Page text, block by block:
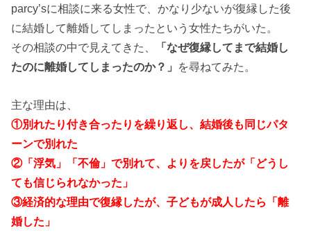
parcy’sに相談に来る女性で、かなり少ないが復縁した後
に結婚して離婚してしまったという女性たちがいた。
その相談の中で見えてきた、
「なぜ復縁してまで結婚し
たのに離婚してしまったのか？」 を尋ねてみた。
主な理由は、
①別れたり付き合ったりを繰り返し、結婚後も同じパタ
ーンで別れた
②「浮気」「不倫」で別れて、よりを戻したが「どうし
ても信じられなかった」
③経済的な理由で復縁したが、子どもが成人したら「離
婚した」